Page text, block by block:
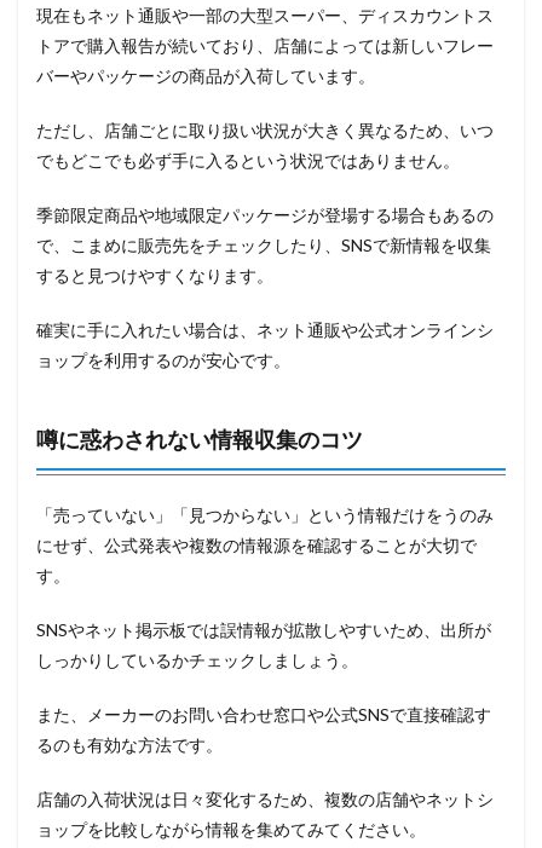
現在もネット通販や一部の大型スーパー、ディスカウントス
トアで購入報告が続いており、店舗によっては新しいフレー
バーやパッケージの商品が入荷しています。
ただし、店舗ごとに取り扱い状況が大きく異なるため、いつ
でもどこでも必ず手に入るという状況ではありません。
季節限定商品や地域限定パッケージが登場する場合もあるの
で、こまめに販売先をチェックしたり、SNSで新情報を収集
すると見つけやすくなります。
確実に手に入れたい場合は、ネット通販や公式オンラインシ
ョップを利用するのが安心です。
噂に惑わされない情報収集のコツ
「売っていない」「見つからない」という情報だけをうのみ
にせず、公式発表や複数の情報源を確認することが大切で
す。
SNSやネット掲示板では誤情報が拡散しやすいため、出所が
しっかりしているかチェックしましょう。
また、メーカーのお問い合わせ窓口や公式SNSで直接確認す
るのも有効な方法です。
店舗の入荷状況は日々変化するため、複数の店舗やネットシ
ョップを比較しながら情報を集めてみてください。